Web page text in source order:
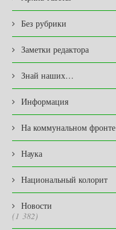
Без рубрики
Заметки редактора
Знай наших…
Информация
На коммунальном фронте
Наука
Национальный колорит
Новости
(1 382)